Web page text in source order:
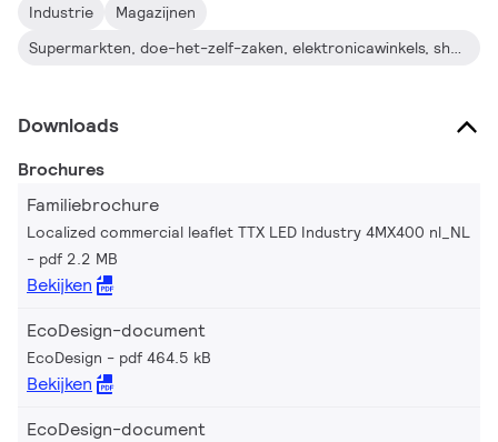
Industrie
Magazijnen
Supermarkten, doe-het-zelf-zaken, elektronicawinkels, showrooms
Downloads
Brochures
Familiebrochure
Localized commercial leaflet TTX LED Industry 4MX400 nl_NL
pdf 2.2 MB
Bekijken
EcoDesign-document
EcoDesign pdf 464.5 kB
Bekijken
EcoDesign-document